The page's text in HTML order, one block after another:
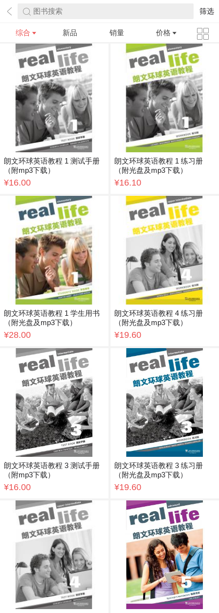
图书搜索 筛选
综合 新品 销量 价格
朗文环球英语教程 1 测试手册
（附mp3下载）
¥16.00
朗文环球英语教程 1 练习册
（附光盘及mp3下载）
¥16.10
朗文环球英语教程 1 学生用书
（附光盘及mp3下载）
¥28.00
朗文环球英语教程 4 练习册
（附光盘及mp3下载）
¥19.60
朗文环球英语教程 3 测试手册
（附mp3下载）
¥16.00
朗文环球英语教程 3 练习册
（附光盘及mp3下载）
¥19.60